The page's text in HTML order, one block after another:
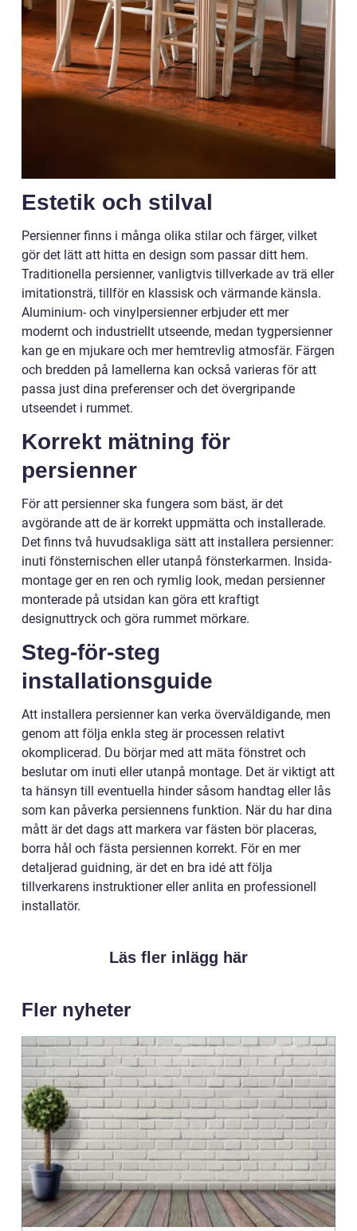
Estetik och stilval
Persienner finns i många olika stilar och färger, vilket
gör det lätt att hitta en design som passar ditt hem.
Traditionella persienner, vanligtvis tillverkade av trä eller
imitationsträ, tillför en klassisk och värmande känsla.
Aluminium- och vinylpersienner erbjuder ett mer
modernt och industriellt utseende, medan tygpersienner
kan ge en mjukare och mer hemtrevlig atmosfär. Färgen
och bredden på lamellerna kan också varieras för att
passa just dina preferenser och det övergripande
utseendet i rummet.
Korrekt mätning för
persienner
För att persienner ska fungera som bäst, är det
avgörande att de är korrekt uppmätta och installerade.
Det finns två huvudsakliga sätt att installera persienner:
inuti fönsternischen eller utanpå fönsterkarmen. Insida-
montage ger en ren och rymlig look, medan persienner
monterade på utsidan kan göra ett kraftigt
designuttryck och göra rummet mörkare.
Steg-för-steg
installationsguide
Att installera persienner kan verka överväldigande, men
genom att följa enkla steg är processen relativt
okomplicerad. Du börjar med att mäta fönstret och
beslutar om inuti eller utanpå montage. Det är viktigt att
ta hänsyn till eventuella hinder såsom handtag eller lås
som kan påverka persiennens funktion. När du har dina
mått är det dags att markera var fästen bör placeras,
borra hål och fästa persiennen korrekt. För en mer
detaljerad guidning, är det en bra idé att följa
tillverkarens instruktioner eller anlita en professionell
installatör.
Läs fler inlägg här
Fler nyheter